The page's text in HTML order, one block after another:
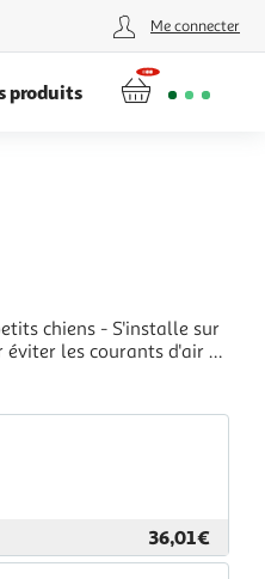
Me connecter
produits
chiens - S'installe sur
les courants d'air -
4 positions :
36,01€